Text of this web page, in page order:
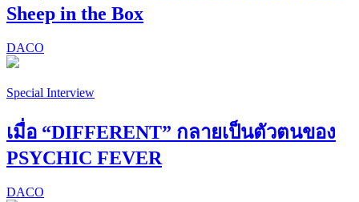
Sheep in the Box
DACO
Special Interview
เมื่อ “DIFFERENT” กลายเป็นตัวตนของ
PSYCHIC FEVER
DACO